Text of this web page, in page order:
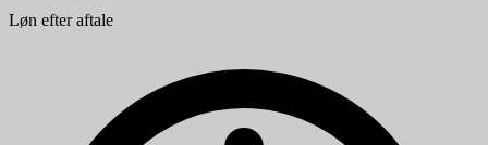
Løn efter aftale